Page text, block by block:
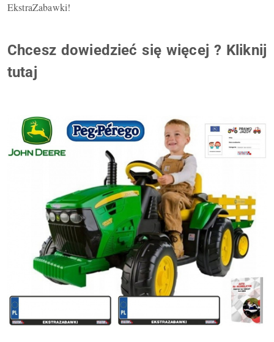
EkstraZabawki!
Chcesz dowiedzieć się więcej ? Kliknij
tutaj